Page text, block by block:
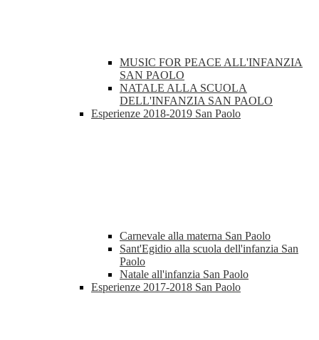
MUSIC FOR PEACE ALL'INFANZIA
SAN PAOLO
NATALE ALLA SCUOLA
DELL'INFANZIA SAN PAOLO
Esperienze 2018-2019 San Paolo
Carnevale alla materna San Paolo
Sant'Egidio alla scuola dell'infanzia San
Paolo
Natale all'infanzia San Paolo
Esperienze 2017-2018 San Paolo